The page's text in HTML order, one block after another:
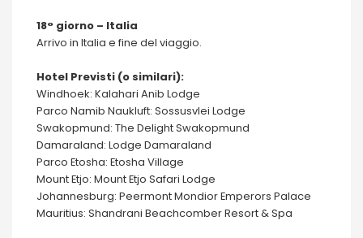
18° giorno – Italia
Arrivo in Italia e fine del viaggio.
Hotel Previsti (o similari):
Windhoek: Kalahari Anib Lodge
Parco Namib Naukluft: Sossusvlei Lodge
Swakopmund: The Delight Swakopmund
Damaraland: Lodge Damaraland
Parco Etosha: Etosha Village
Mount Etjo: Mount Etjo Safari Lodge
Johannesburg: Peermont Mondior Emperors Palace
Mauritius: Shandrani Beachcomber Resort & Spa